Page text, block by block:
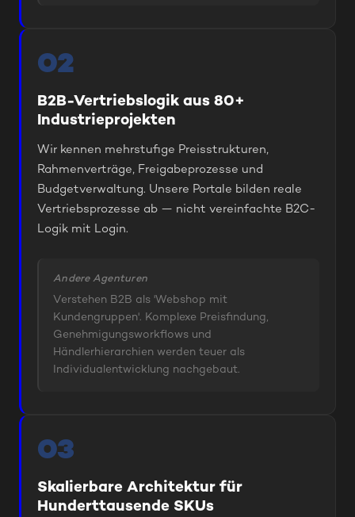
02
B2B-Vertriebslogik aus 80+
Industrieprojekten
Wir kennen mehrstufige Preisstrukturen,
Rahmenverträge, Freigabeprozesse und
Budgetverwaltung. Unsere Portale bilden reale
Vertriebsprozesse ab — nicht vereinfachte B2C-
Logik mit Login.
Andere Agenturen
Verstehen B2B als 'Webshop mit
Kundengruppen'. Komplexe Preisfindung,
Genehmigungsworkflows und
Händlerhierarchien werden teuer als
Individualentwicklung nachgebaut.
03
Skalierbare Architektur für
Hunderttausende SKUs